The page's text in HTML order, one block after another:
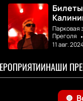
Парковая
Преголя
11 авг.
НАШИ